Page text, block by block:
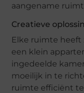
aangename
Creatieve
Elke ruimte heeft
een klein
ingedeelde
moeilijk in te
ruimte efficiënt